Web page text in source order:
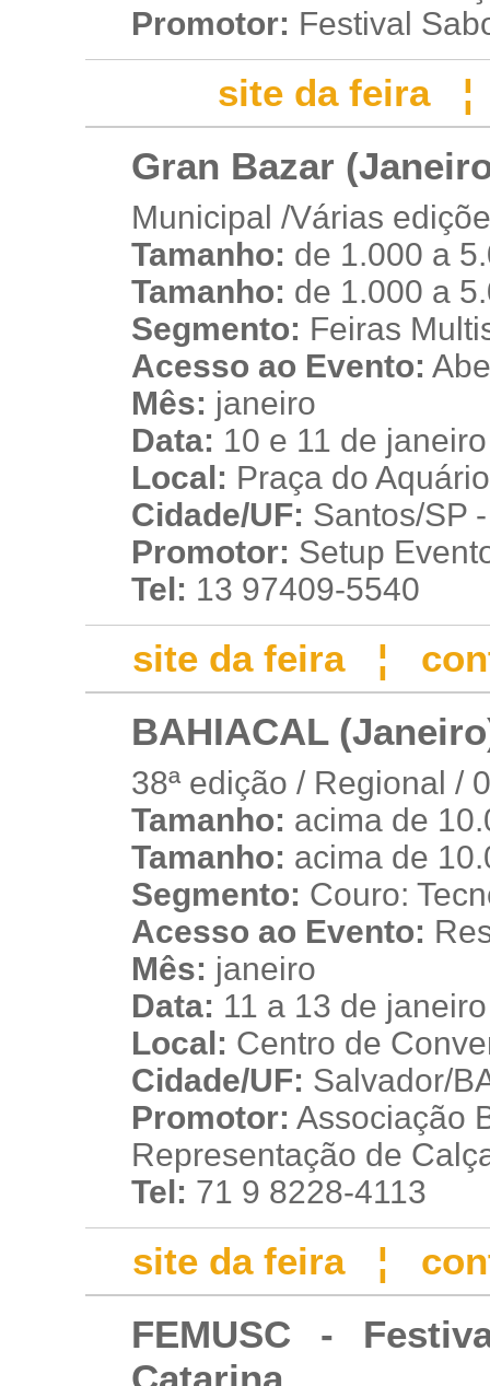
Promotor: Festival
site da feira
Gran Bazar
Municipal /Várias
Tamanho: de 1.000 a
Tamanho: de 1.000 a
Segmento: Feiras
Acesso ao Evento:
Mês: janeiro
Data: 10 e 11 de
Local: Praça do Aquário
Cidade/UF: Santos/SP
Promotor: Setup
Tel: 13 97409-5540
site da feira¦
BAHIACAL
38ª edição / Regional /
Tamanho: acima de
Tamanho: acima de
Segmento: Couro:
Acesso ao Evento:
Mês: janeiro
Data: 11 a 13 de
Local: Centro de
Cidade/UF: Salvador/
Promotor: Associação
Representação de
Tel: 71 9 8228-4113
site da feira¦
FEMUSC -